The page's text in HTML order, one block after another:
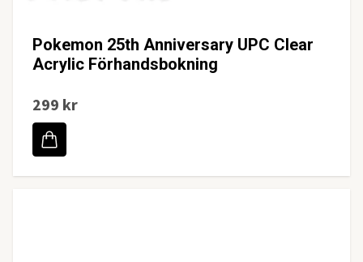
Pokemon 25th Anniversary UPC Clear
Acrylic Förhandsbokning
299 kr